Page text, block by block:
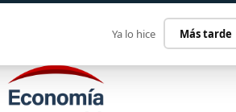
Ya lo hice Más tarde